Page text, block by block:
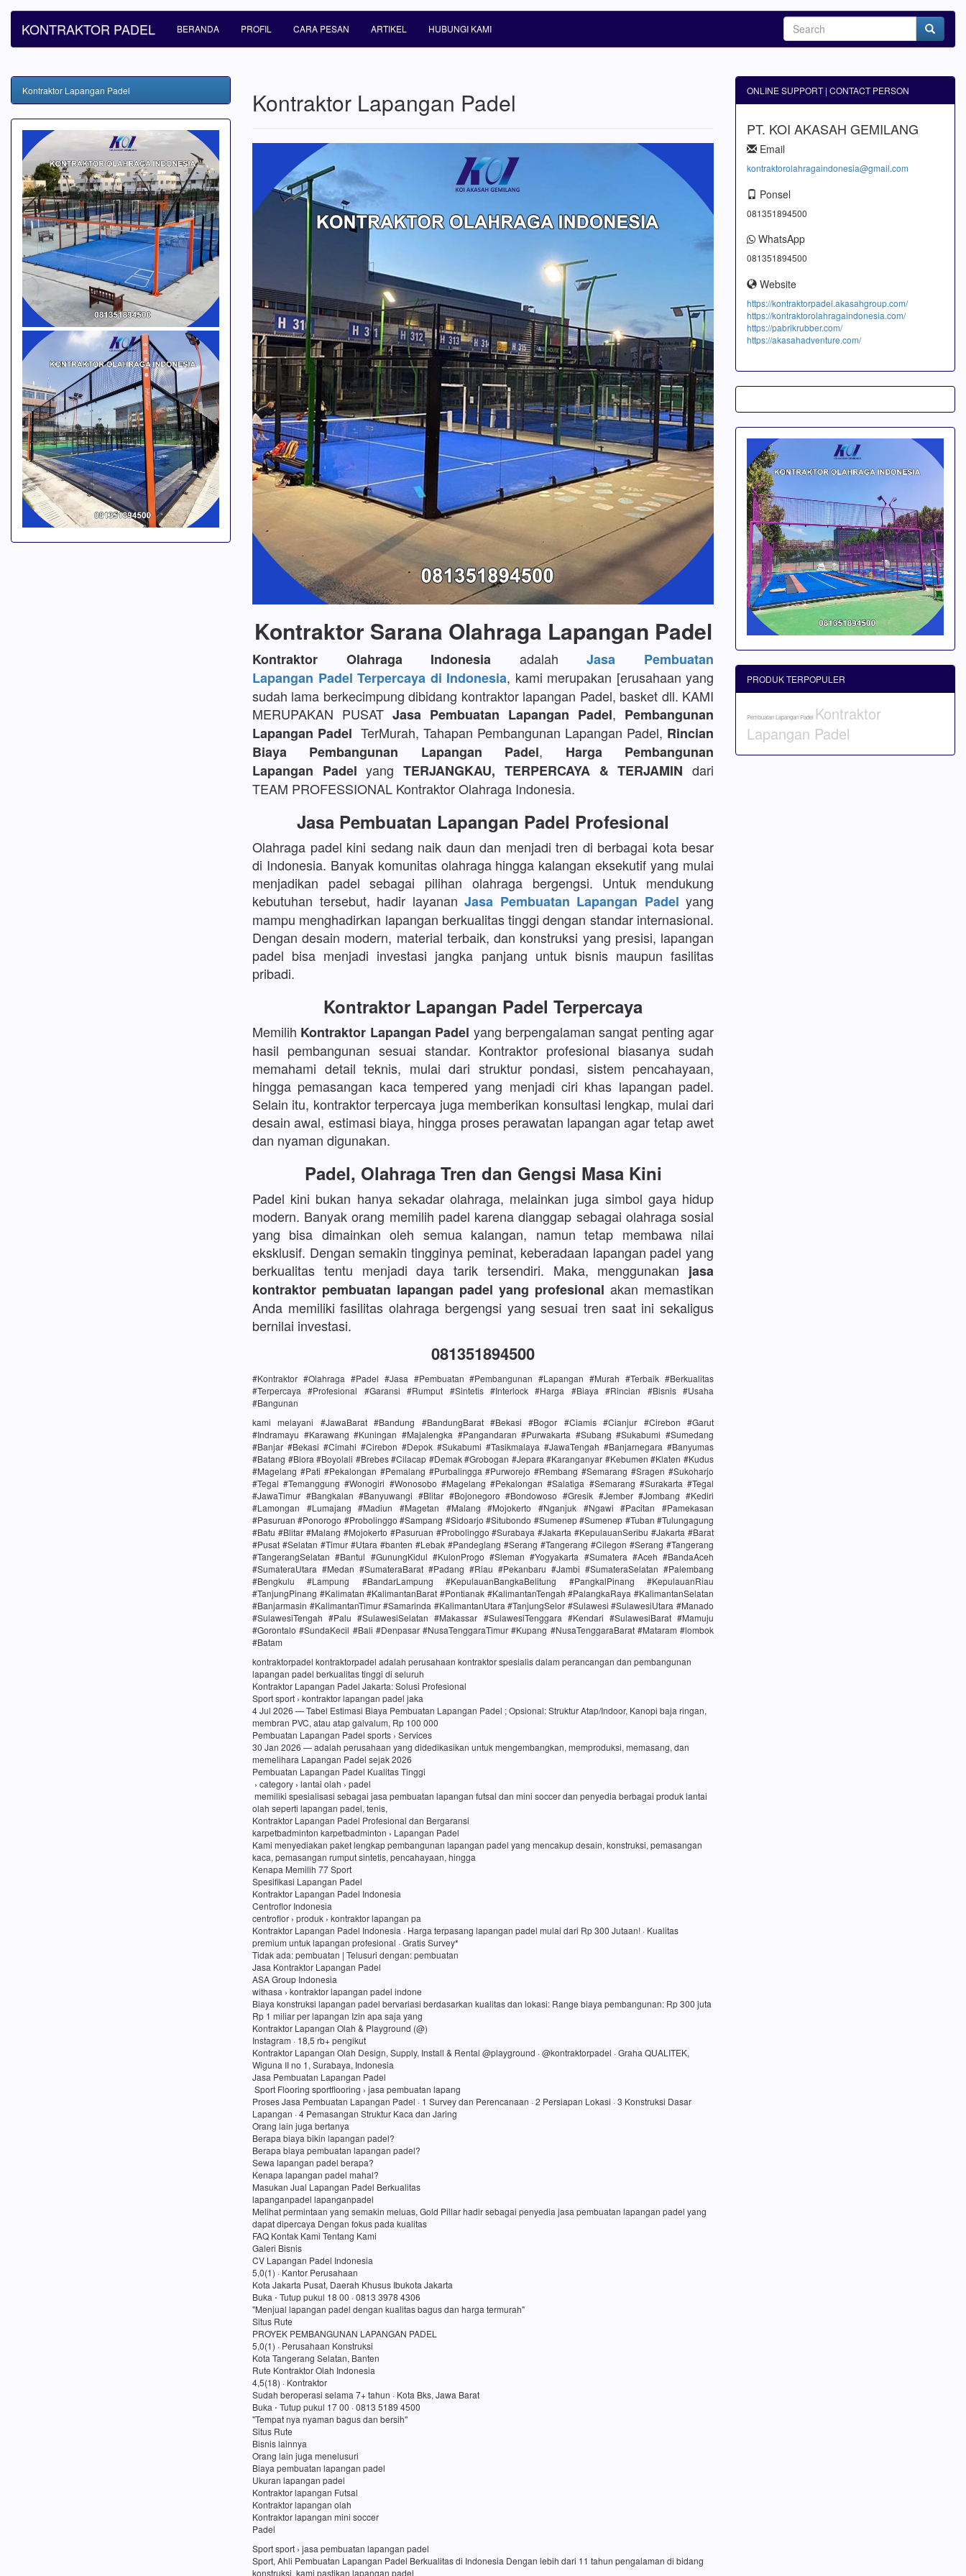
KONTRAKTOR PADEL BERANDA PROFIL CARA PESAN ARTIKEL HUBUNGI KAMI
Kontraktor Lapangan Padel
Kontraktor Sarana Olahraga Lapangan Padel
Kontraktor Olahraga Indonesia adalahJasa Pembuatan
Lapangan Padel Terpercaya di Indonesia, kami merupakan [erusahaan yang
sudah lama berkecimpung dibidang kontraktor lapangan Padel, basket dll. KAMI
MERUPAKAN PUSAT Jasa Pembuatan Lapangan Padel, Pembangunan
Lapangan Padel TerMurah, Tahapan Pembangunan Lapangan Padel, Rincian
Biaya Pembangunan Lapangan Padel, Harga Pembangunan
Lapangan Padel yangTERJANGKAU, TERPERCAYA & TERJAMIN dari
TEAM PROFESSIONAL Kontraktor Olahraga Indonesia.
Jasa Pembuatan Lapangan Padel Profesional
Olahraga padel kini sedang naik daun dan menjadi tren di berbagai kota besar
di Indonesia. Banyak komunitas olahraga hingga kalangan eksekutif yang mulai
menjadikan padel sebagai pilihan olahraga bergengsi. Untuk mendukung
kebutuhan tersebut, hadir layanan Jasa Pembuatan Lapangan Padel yang
mampu menghadirkan lapangan berkualitas tinggi dengan standar internasional.
Dengan desain modern, material terbaik, dan konstruksi yang presisi, lapangan
padel bisa menjadi investasi jangka panjang untuk bisnis maupun fasilitas
pribadi.
Kontraktor Lapangan Padel Terpercaya
Memilih Kontraktor Lapangan Padel yang berpengalaman sangat penting agar
hasil pembangunan sesuai standar. Kontraktor profesional biasanya sudah
memahami detail teknis, mulai dari struktur pondasi, sistem pencahayaan,
hingga pemasangan kaca tempered yang menjadi ciri khas lapangan padel.
Selain itu, kontraktor terpercaya juga memberikan konsultasi lengkap, mulai dari
desain awal, estimasi biaya, hingga proses perawatan lapangan agar tetap awet
dan nyaman digunakan.
Padel, Olahraga Tren dan Gengsi Masa Kini
Padel kini bukan hanya sekadar olahraga, melainkan juga simbol gaya hidup
modern. Banyak orang memilih padel karena dianggap sebagai olahraga sosial
yang bisa dimainkan oleh semua kalangan, namun tetap membawa nilai
eksklusif. Dengan semakin tingginya peminat, keberadaan lapangan padel yang
berkualitas tentu menjadi daya tarik tersendiri. Maka, menggunakan jasa
kontraktor pembuatan lapangan padel yang profesional akan memastikan
Anda memiliki fasilitas olahraga bergengsi yang sesuai tren saat ini sekaligus
bernilai investasi.
081351894500
#Kontraktor #Olahraga #Padel #Jasa #Pembuatan #Pembangunan #Lapangan #Murah #Terbaik #Berkualitas
#Terpercaya #Profesional #Garansi #Rumput #Sintetis #Interlock #Harga #Biaya #Rincian #Bisnis #Usaha
#Bangunan
kami melayani #JawaBarat #Bandung #BandungBarat #Bekasi #Bogor #Ciamis #Cianjur #Cirebon #Garut
#Indramayu #Karawang #Kuningan #Majalengka #Pangandaran #Purwakarta #Subang #Sukabumi #Sumedang
#Banjar #Bekasi #Cimahi #Cirebon #Depok #Sukabumi #Tasikmalaya #JawaTengah #Banjarnegara #Banyumas
#Batang #Blora #Boyolali #Brebes #Cilacap #Demak #Grobogan #Jepara #Karanganyar #Kebumen #Klaten #Kudus
#Magelang #Pati #Pekalongan #Pemalang #Purbalingga #Purworejo #Rembang #Semarang #Sragen #Sukoharjo
#Tegal #Temanggung #Wonogiri #Wonosobo #Magelang #Pekalongan #Salatiga #Semarang #Surakarta #Tegal
#JawaTimur #Bangkalan #Banyuwangi #Blitar #Bojonegoro #Bondowoso #Gresik #Jember #Jombang #Kediri
#Lamongan #Lumajang #Madiun #Magetan #Malang #Mojokerto #Nganjuk #Ngawi #Pacitan #Pamekasan
#Pasuruan #Ponorogo #Probolinggo #Sampang #Sidoarjo #Situbondo #Sumenep #Sumenep #Tuban #Tulungagung
#Batu #Blitar #Malang #Mojokerto #Pasuruan #Probolinggo #Surabaya #Jakarta #KepulauanSeribu #Jakarta #Barat
#Pusat #Selatan #Timur #Utara #banten #Lebak #Pandeglang #Serang #Tangerang #Cilegon #Serang #Tangerang
#TangerangSelatan #Bantul #GunungKidul #KulonProgo #Sleman #Yogyakarta #Sumatera #Aceh #BandaAceh
#SumateraUtara #Medan #SumateraBarat #Padang #Riau #Pekanbaru #Jambi #SumateraSelatan #Palembang
#Bengkulu #Lampung #BandarLampung #KepulauanBangkaBelitung #PangkalPinang #KepulauanRiau
#TanjungPinang #Kalimatan #KalimantanBarat #Pontianak #KalimantanTengah #PalangkaRaya #KalimantanSelatan
#Banjarmasin #KalimantanTimur #Samarinda #KalimantanUtara #TanjungSelor #Sulawesi #SulawesiUtara #Manado
#SulawesiTengah #Palu #SulawesiSelatan #Makassar #SulawesiTenggara #Kendari #SulawesiBarat #Mamuju
#Gorontalo #SundaKecil #Bali #Denpasar #NusaTenggaraTimur #Kupang #NusaTenggaraBarat #Mataram #lombok
#Batam
kontraktorpadel kontraktorpadel adalah perusahaan kontraktor spesialis dalam perancangan dan pembangunan
lapangan padel berkualitas tinggi di seluruh
Kontraktor Lapangan Padel Jakarta: Solusi Profesional
Sport sport › kontraktor lapangan padel jaka
4 Jul 2026 — Tabel Estimasi Biaya Pembuatan Lapangan Padel ; Opsional: Struktur Atap/Indoor, Kanopi baja ringan,
membran PVC, atau atap galvalum, Rp 100 000
Pembuatan Lapangan Padel sports › Services
30 Jan 2026 — adalah perusahaan yang didedikasikan untuk mengembangkan, memproduksi, memasang, dan
memelihara Lapangan Padel sejak 2026
Pembuatan Lapangan Padel Kualitas Tinggi
› category › lantai olah › padel
memiliki spesialisasi sebagai jasa pembuatan lapangan futsal dan mini soccer dan penyedia berbagai produk lantai
olah seperti lapangan padel, tenis,
Kontraktor Lapangan Padel Profesional dan Bergaransi
karpetbadminton karpetbadminton › Lapangan Padel
Kami menyediakan paket lengkap pembangunan lapangan padel yang mencakup desain, konstruksi, pemasangan
kaca, pemasangan rumput sintetis, pencahayaan, hingga
Kenapa Memilih 77 Sport
Spesifikasi Lapangan Padel
Kontraktor Lapangan Padel Indonesia
Centroflor Indonesia
centroflor › produk › kontraktor lapangan pa
Kontraktor Lapangan Padel Indonesia · Harga terpasang lapangan padel mulai dari Rp 300 Jutaan! · Kualitas
premium untuk lapangan profesional · Gratis Survey*
Tidak ada: pembuatan ‎| Telusuri dengan: pembuatan
Jasa Kontraktor Lapangan Padel
ASA Group Indonesia
withasa › kontraktor lapangan padel indone
Biaya konstruksi lapangan padel bervariasi berdasarkan kualitas dan lokasi: Range biaya pembangunan: Rp 300 juta
Rp 1 miliar per lapangan Izin apa saja yang
Kontraktor Lapangan Olah & Playground (@)
Instagram · 18,5 rb+ pengikut
Kontraktor Lapangan Olah Design, Supply, Install & Rental @playground · @kontraktorpadel · Graha QUALITEK,
Wiguna II no 1, Surabaya, Indonesia
Jasa Pembuatan Lapangan Padel
Sport Flooring sportflooring › jasa pembuatan lapang
Proses Jasa Pembuatan Lapangan Padel · 1 Survey dan Perencanaan · 2 Persiapan Lokasi · 3 Konstruksi Dasar
Lapangan · 4 Pemasangan Struktur Kaca dan Jaring
Orang lain juga bertanya
Berapa biaya bikin lapangan padel?
Berapa biaya pembuatan lapangan padel?
Sewa lapangan padel berapa?
Kenapa lapangan padel mahal?
Masukan Jual Lapangan Padel Berkualitas
lapanganpadel lapanganpadel
Melihat permintaan yang semakin meluas, Gold Pillar hadir sebagai penyedia jasa pembuatan lapangan padel yang
dapat dipercaya Dengan fokus pada kualitas
FAQ Kontak Kami Tentang Kami
Galeri Bisnis
CV Lapangan Padel Indonesia
5,0(1) · Kantor Perusahaan
Kota Jakarta Pusat, Daerah Khusus Ibukota Jakarta
Buka ⋅ Tutup pukul 18 00 · 0813 3978 4306
"Menjual lapangan padel dengan kualitas bagus dan harga termurah"
Situs Rute
PROYEK PEMBANGUNAN LAPANGAN PADEL
5,0(1) · Perusahaan Konstruksi
Kota Tangerang Selatan, Banten
Rute Kontraktor Olah Indonesia
4,5(18) · Kontraktor
Sudah beroperasi selama 7+ tahun · Kota Bks, Jawa Barat
Buka ⋅ Tutup pukul 17 00 · 0813 5189 4500
"Tempat nya nyaman bagus dan bersih"
Situs Rute
Bisnis lainnya
Orang lain juga menelusuri
Biaya pembuatan lapangan padel
Ukuran lapangan padel
Kontraktor lapangan Futsal
Kontraktor lapangan olah
Kontraktor lapangan mini soccer
Padel
Sport sport › jasa pembuatan lapangan padel
Sport, Ahli Pembuatan Lapangan Padel Berkualitas di Indonesia Dengan lebih dari 11 tahun pengalaman di bidang
konstruksi, kami pastikan lapangan padel
Kontraktor Lapangan Padel ONLINE SUPPORT | CONTACT PERSON
PT. KOI AKASAH GEMILANG
Email
kontraktorolahragaindonesia@gmail.com
Ponsel
081351894500
WhatsApp
081351894500
Website
https://kontraktorpadel.akasahgroup.com/
https://kontraktorolahragaindonesia.com/
https://pabrikrubber.com/
https://akasahadventure.com/
PRODUK TERPOPULER
Pembuatan Lapangan Padel Kontraktor
Lapangan Padel